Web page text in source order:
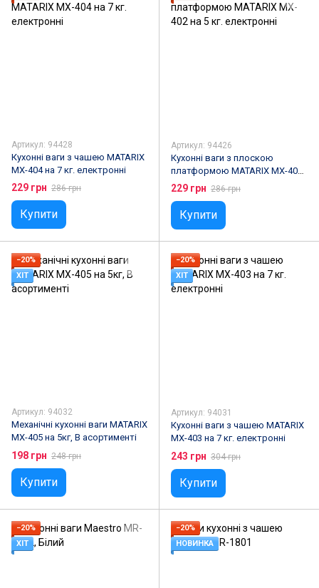
Артикул: 94428
Кухонні ваги з чашею MATARIX
MX-404 на 7 кг. електронні
229 грн 286 грн
Купити
Артикул: 94426
Кухонні ваги з плоскою
платформою MATARIX MX-402
на 5 кг. електронні
229 грн 286 грн
Купити
−20%
ХІТ
Артикул: 94032
Механічні кухонні ваги MATARIX
MX-405 на 5кг, В асортименті
198 грн 248 грн
Купити
−20%
ХІТ
Артикул: 94031
Кухонні ваги з чашею MATARIX
MX-403 на 7 кг. електронні
243 грн 304 грн
Купити
−20%
ХІТ
−20%
НОВИНКА